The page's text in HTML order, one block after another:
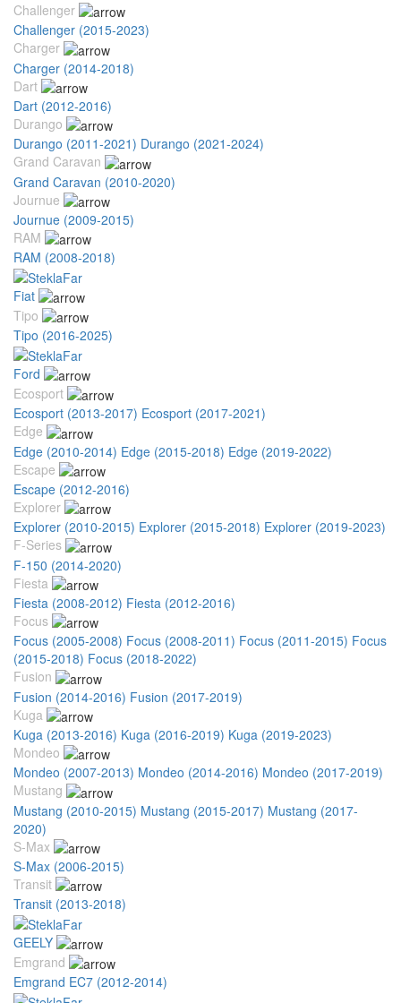
Challenger
Challenger (2015-2023)
Charger
Charger (2014-2018)
Dart
Dart (2012-2016)
Durango
Durango (2011-2021) Durango (2021-2024)
Grand Caravan
Grand Caravan (2010-2020)
Journue
Journue (2009-2015)
RAM
RAM (2008-2018)
Fiat
Tipo
Tipo (2016-2025)
Ford
Ecosport
Ecosport (2013-2017) Ecosport (2017-2021)
Edge
Edge (2010-2014) Edge (2015-2018) Edge (2019-2022)
Escape
Escape (2012-2016)
Explorer
Explorer (2010-2015) Explorer (2015-2018) Explorer (2019-2023)
F-Series
F-150 (2014-2020)
Fiesta
Fiesta (2008-2012) Fiesta (2012-2016)
Focus
Focus (2005-2008) Focus (2008-2011) Focus (2011-2015) Focus
(2015-2018) Focus (2018-2022)
Fusion
Fusion (2014-2016) Fusion (2017-2019)
Kuga
Kuga (2013-2016) Kuga (2016-2019) Kuga (2019-2023)
Mondeo
Mondeo (2007-2013) Mondeo (2014-2016) Mondeo (2017-2019)
Mustang
Mustang (2010-2015) Mustang (2015-2017) Mustang (2017-
2020)
S-Max
S-Max (2006-2015)
Transit
Transit (2013-2018)
GEELY
Emgrand
Emgrand EC7 (2012-2014)